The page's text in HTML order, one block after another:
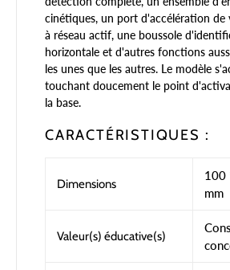
cinétiques, un port d'accélération de
à réseau actif, une boussole
horizontale et d'autres fonctions
les unes que les autres. L e modèle
touchant doucement le point
la base.
CARACTÉRISTIQUES :
Dimensions
100
mm
Valeur(s) éducative(s)